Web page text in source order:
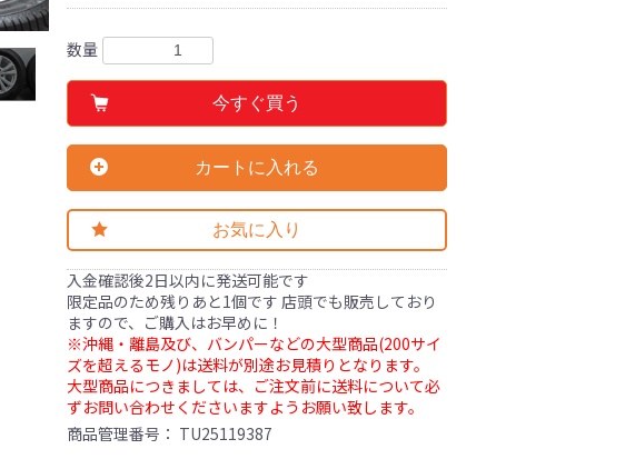
数量
今すぐ買う
カートに入れる
お気に入り
入金確認後2日以内に発送可能です
限定品のため残りあと1個です 店頭でも販売しており
ますので、ご購入はお早めに！
※沖縄・離島及び、バンパーなどの大型商品(200サイ
ズを超えるモノ)は送料が別途お見積りとなります。
大型商品につきましては、ご注文前に送料について必
ずお問い合わせくださいますようお願い致します。
商品管理番号： TU25119387